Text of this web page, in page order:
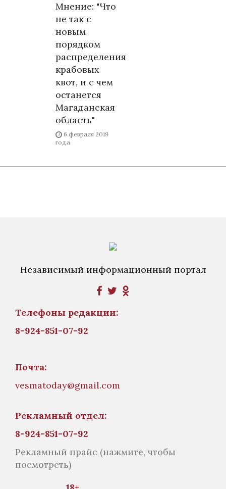
Мнение: "Что
не так с
новым
порядком
распределения
крабовых
квот, и с чем
останется
Магаданская
область"
6 февраля 2019
года
Независимый информационный портал
Телефоны редакции:
8-924-851-07-92
Почта:
vesmatoday@gmail.com
Рекламный отдел:
8-924-851-07-92
Рекламный прайс (нажмите, чтобы
посмотреть)